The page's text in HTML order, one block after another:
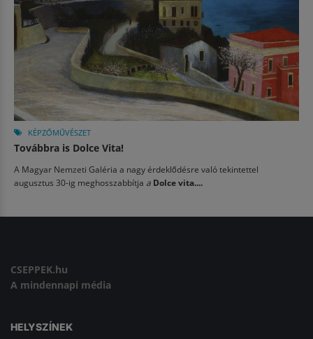
KÉPZŐMŰVÉSZET
Továbbra is Dolce Vita!
A Magyar Nemzeti Galéria a nagy érdeklődésre való tekintettel
augusztus 30-ig meghosszabbítja a Dolce vita....
CSEPPEK.hu
A mindennapi média
HELYSZÍNEK